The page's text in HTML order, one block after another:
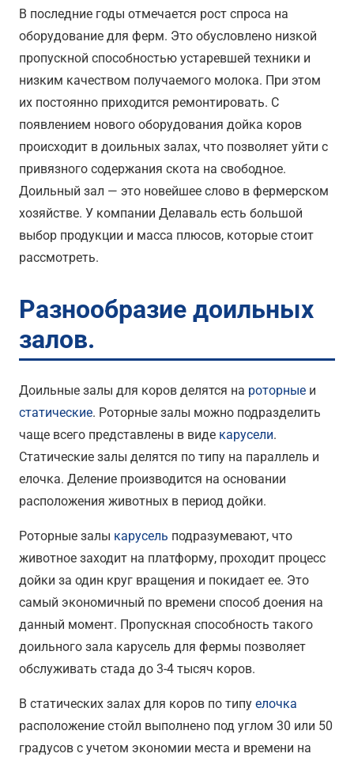
В последние годы отмечается рост спроса на
оборудование для ферм. Это обусловлено низкой
пропускной способностью устаревшей техники и
низким качеством получаемого молока. При этом
их постоянно приходится ремонтировать. С
появлением нового оборудования дойка коров
происходит в доильных залах, что позволяет уйти с
привязного содержания скота на свободное.
Доильный зал — это новейшее слово в фермерском
хозяйстве. У компании Делаваль есть большой
выбор продукции и масса плюсов, которые стоит
рассмотреть.
Разнообразие доильных
залов.
Доильные залы для коров делятся на роторные и
статические. Роторные залы можно подразделить
чаще всего представлены в виде карусели.
Статические залы делятся по типу на параллель и
елочка. Деление производится на основании
расположения животных в период дойки.
Роторные залы карусель подразумевают, что
животное заходит на платформу, проходит процесс
дойки за один круг вращения и покидает ее. Это
самый экономичный по времени способ доения на
данный момент. Пропускная способность такого
доильного зала карусель для фермы позволяет
обслуживать стада до 3-4 тысяч коров.
В статических залах для коров по типу елочка
расположение стойл выполнено под углом 30 или 50
градусов с учетом экономии места и времени на